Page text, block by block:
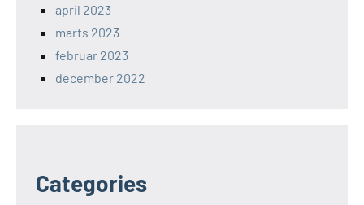
april 2023
marts 2023
februar 2023
december 2022
Categories